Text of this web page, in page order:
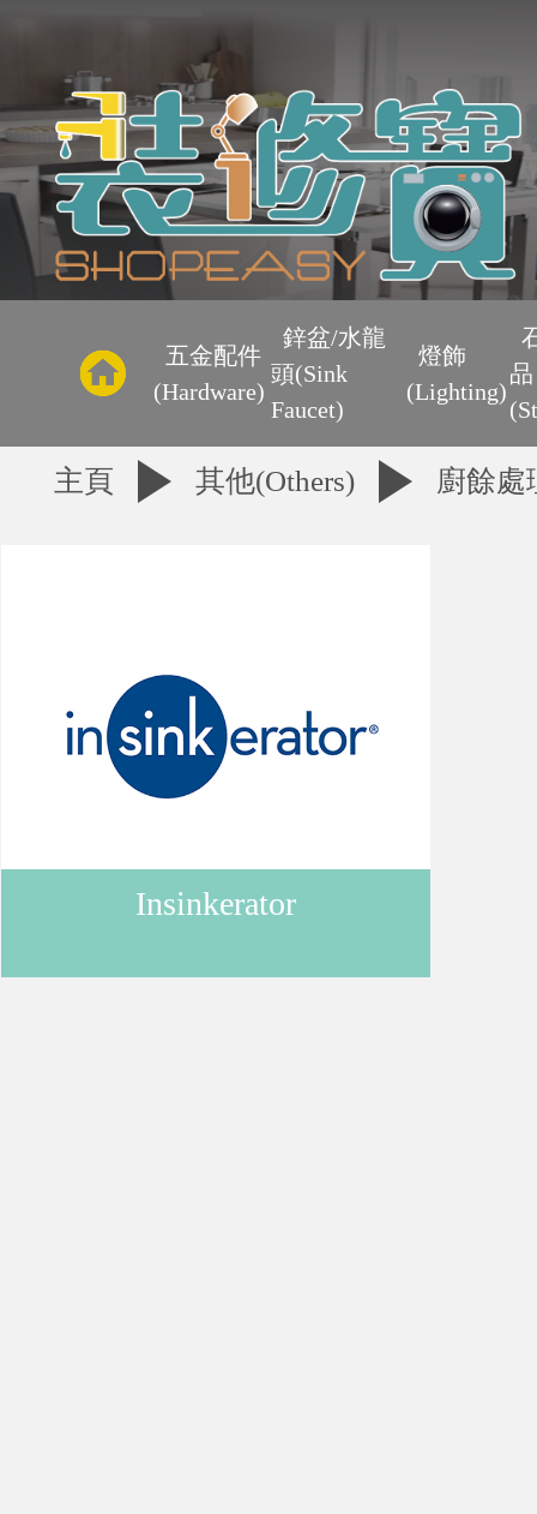
主
頁
優
惠
車
/
五金配件
(Hardware)
鋅盆/水龍
頭(Sink
Faucet)
燈飾
(Lighting)
品
主頁 其他(Others) 廚餘處
Insinkerator